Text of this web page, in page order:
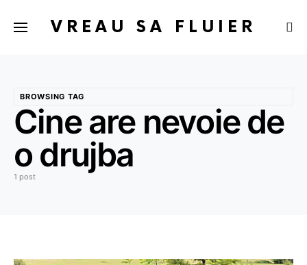
VREAU SA FLUIER
BROWSING TAG
Cine are nevoie de
o drujba
1 post